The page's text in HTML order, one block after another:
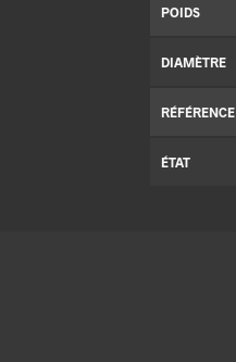
POIDS
DIAMÈTRE
RÉFÉRENCE
ÉTAT